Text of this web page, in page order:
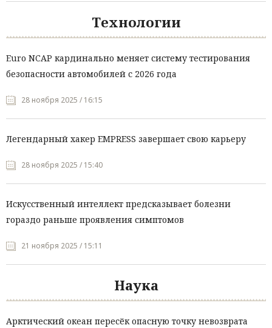
Технологии
Euro NCAP кардинально меняет систему тестирования
безопасности автомобилей с 2026 года
28 ноября 2025 / 16:15
Легендарный хакер EMPRESS завершает свою карьеру
28 ноября 2025 / 15:40
Искусственный интеллект предсказывает болезни
гораздо раньше проявления симптомов
21 ноября 2025 / 15:11
Наука
Арктический океан пересёк опасную точку невозврата